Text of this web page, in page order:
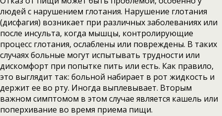
людей с нарушением глотания. Нарушение глотания
(дисфагия) возникает при различных заболеваниях или
после инсульта, когда мышцы, контролирующие
процесс глотания, ослаблены или повреждены. В таких
случаях больные могут испытывать трудности или
дискомфорт при попытке пить или есть. Как правило,
это выглядит так: больной набирает в рот жидкость и
держит ее во рту. Иногда выплевывает. Вторым
важном симптомом в этом случае является кашель или
поперхивание во время приема пищи.